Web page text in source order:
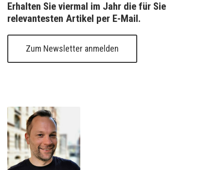
Erhalten Sie viermal im Jahr die für Sie
relevantesten Artikel per E-Mail.
Zum Newsletter anmelden